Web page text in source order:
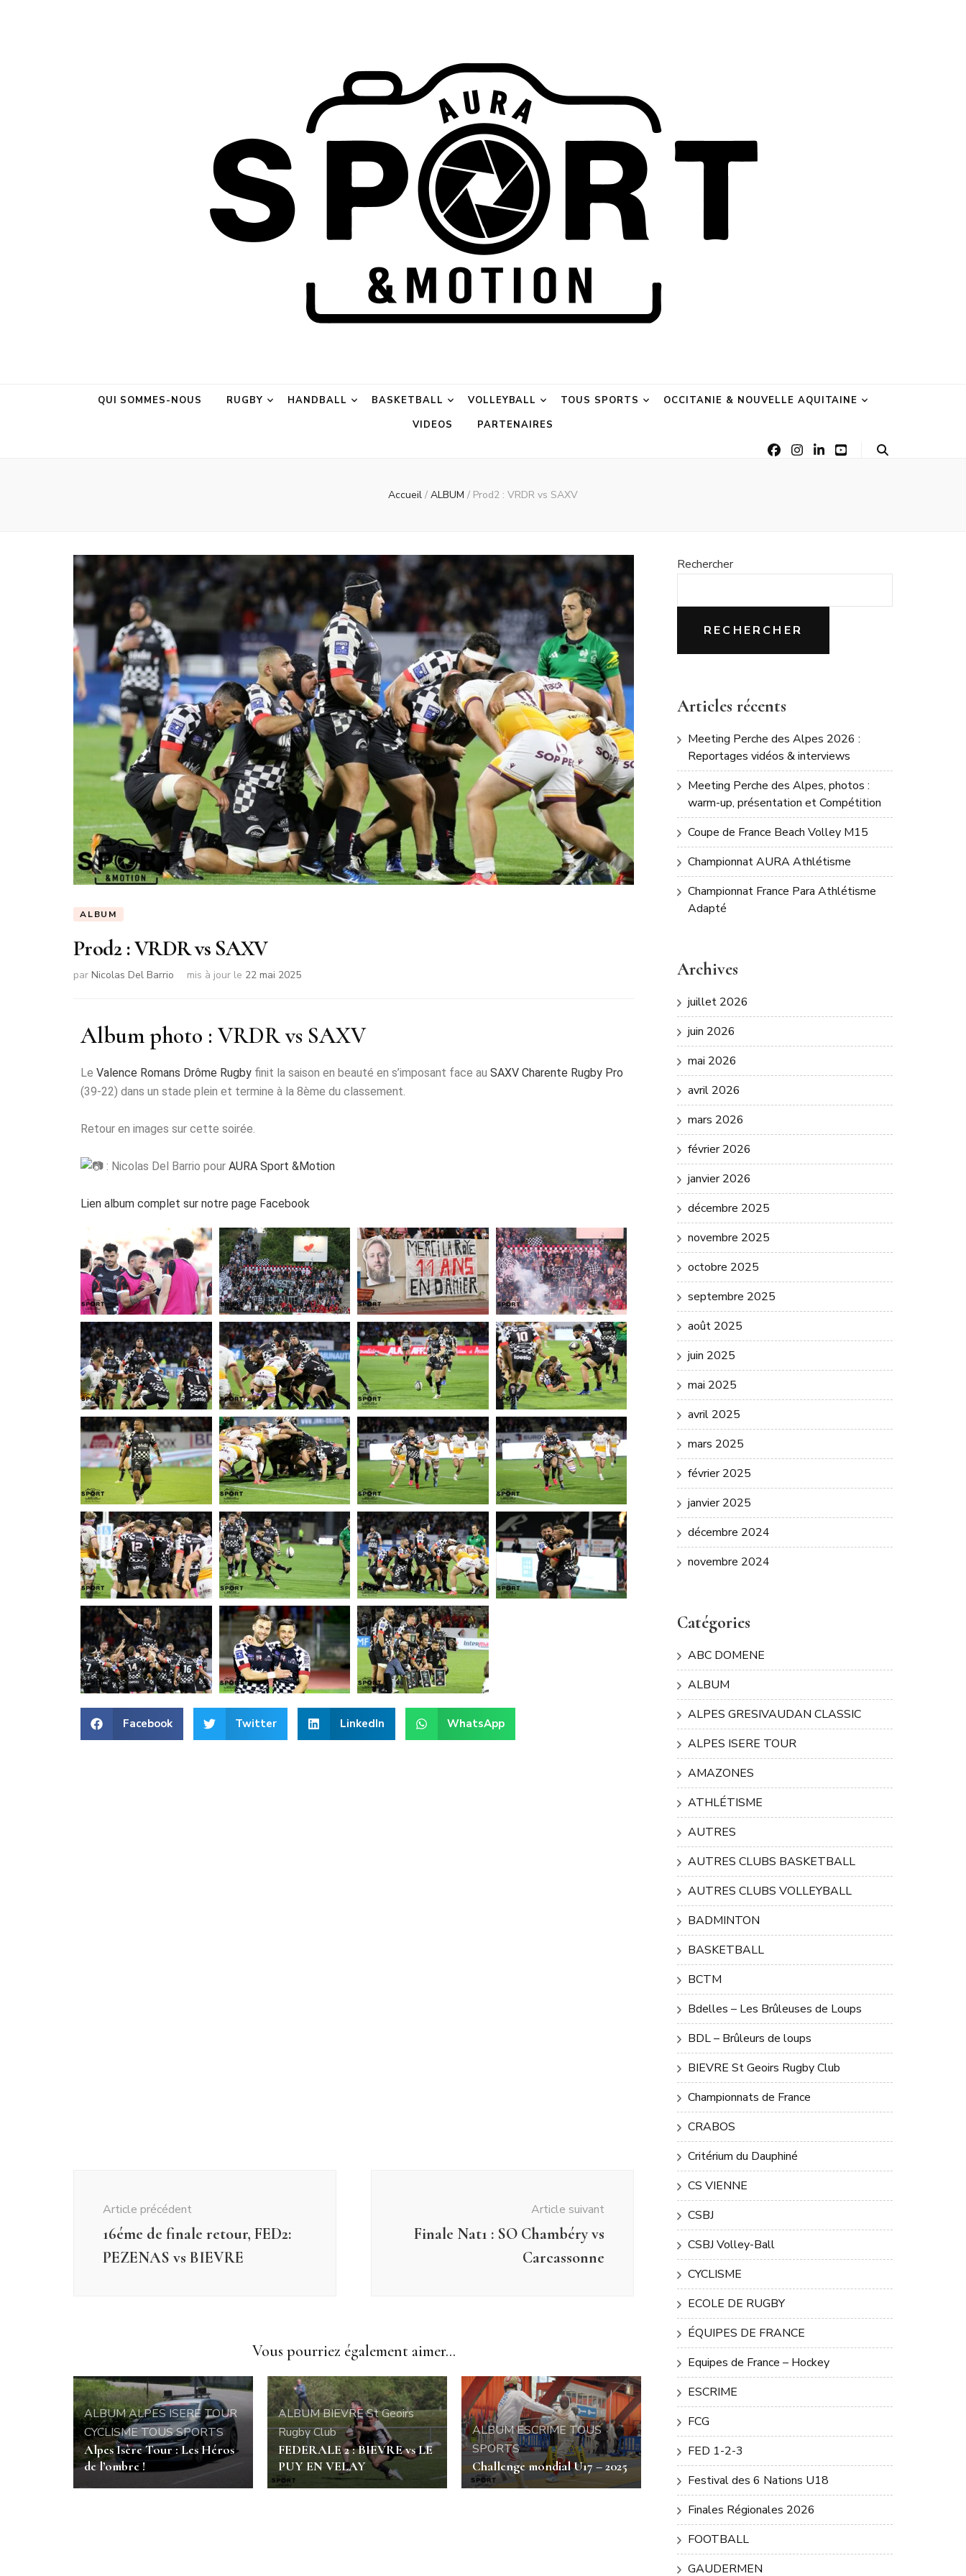
QUI SOMMES-NOUS RUGBY HANDBALL BASKETBALL VOLLEYBALL TOUS SPORTS
OCCITANIE & NOUVELLE AQUITAINE
VIDEOS
PARTENAIRES
Accueil / ALBUM / Prod2 : VRDR vs SAXV
ALBUM
Prod2 : VRDR vs SAXV
par Nicolas Del Barrio mis à jour le 22 mai 2025
Album photo : VRDR vs SAXV
Le Valence Romans Drôme Rugby finit la saison en beauté en s’imposant face au SAXV Charente Rugby Pro
(39-22) dans un stade plein et termine à la 8ème du classement.
Retour en images sur cette soirée.
: Nicolas Del Barrio pour AURA Sport &Motion
Lien album complet sur notre page Facebook
Facebook Twitter LinkedIn WhatsApp
Article précédent
16éme de finale retour, FED2:
PEZENAS vs BIEVRE
Article suivant
Finale Nat1 : SO Chambéry vs
Carcassonne
Vous pourriez également aimer...
ALBUMALPES ISERE TOUR
CYCLISMETOUS SPORTS
Alpes Isère Tour : Les Héros
de l’ombre !
ALBUMBIEVRE St Geoirs
Rugby Club
FEDERALE 2 : BIEVRE vs LE
PUY EN VELAY
ALBUMESCRIME TOUS
SPORTS
Challenge mondial U17 – 2025
Rechercher
RECHERCHER
Articles récents
Meeting Perche des Alpes 2026 :
Reportages vidéos & interviews
Meeting Perche des Alpes, photos :
warm-up, présentation et Compétition
Coupe de France Beach Volley M15
Championnat AURA Athlétisme
Championnat France Para Athlétisme
Adapté
Archives
juillet 2026
juin 2026
mai 2026
avril 2026
mars 2026
février 2026
janvier 2026
décembre 2025
novembre 2025
octobre 2025
septembre 2025
août 2025
juin 2025
mai 2025
avril 2025
mars 2025
février 2025
janvier 2025
décembre 2024
novembre 2024
Catégories
ABC DOMENE
ALBUM
ALPES GRESIVAUDAN CLASSIC
ALPES ISERE TOUR
AMAZONES
ATHLÉTISME
AUTRES
AUTRES CLUBS BASKETBALL
AUTRES CLUBS VOLLEYBALL
BADMINTON
BASKETBALL
BCTM
Bdelles – Les Brûleuses de Loups
BDL – Brûleurs de loups
BIEVRE St Geoirs Rugby Club
Championnats de France
CRABOS
Critérium du Dauphiné
CS VIENNE
CSBJ
CSBJ Volley-Ball
CYCLISME
ECOLE DE RUGBY
ÉQUIPES DE FRANCE
Equipes de France – Hockey
ESCRIME
FCG
FED 1-2-3
Festival des 6 Nations U18
Finales Régionales 2026
FOOTBALL
GAUDERMEN